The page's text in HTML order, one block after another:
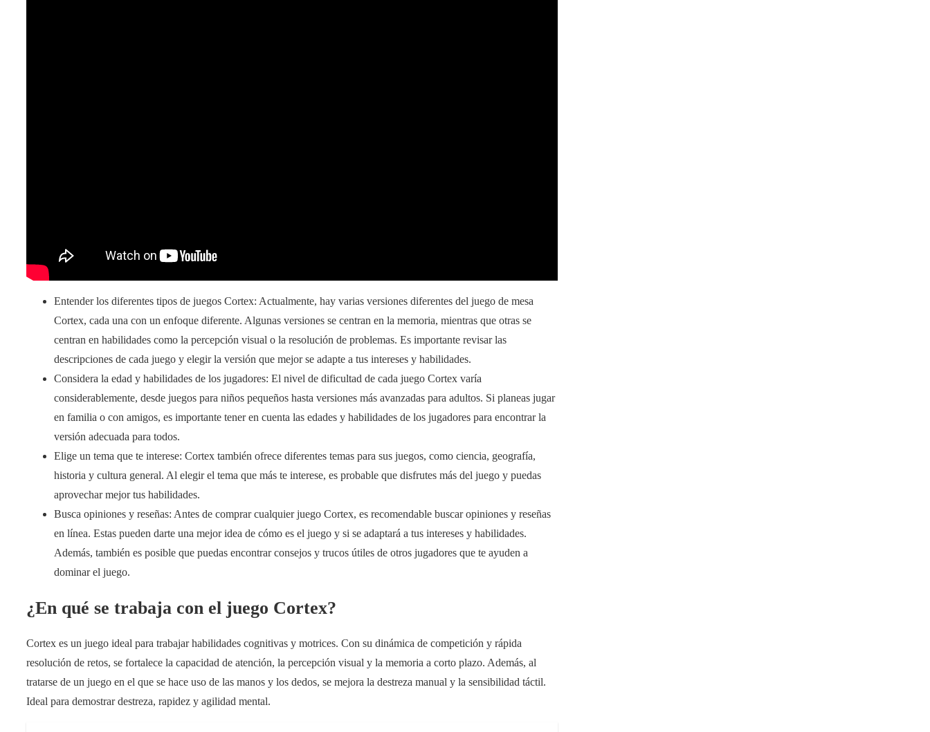
Entender los diferentes tipos de juegos Cortex: Actualmente, hay varias versiones diferentes del juego de mesa
Cortex, cada una con un enfoque diferente. Algunas versiones se centran en la memoria, mientras que otras se
centran en habilidades como la percepción visual o la resolución de problemas. Es importante revisar las
descripciones de cada juego y elegir la versión que mejor se adapte a tus intereses y habilidades.
Considera la edad y habilidades de los jugadores: El nivel de dificultad de cada juego Cortex varía
considerablemente, desde juegos para niños pequeños hasta versiones más avanzadas para adultos. Si planeas jugar
en familia o con amigos, es importante tener en cuenta las edades y habilidades de los jugadores para encontrar la
versión adecuada para todos.
Elige un tema que te interese: Cortex también ofrece diferentes temas para sus juegos, como ciencia, geografía,
historia y cultura general. Al elegir el tema que más te interese, es probable que disfrutes más del juego y puedas
aprovechar mejor tus habilidades.
Busca opiniones y reseñas: Antes de comprar cualquier juego Cortex, es recomendable buscar opiniones y reseñas
en línea. Estas pueden darte una mejor idea de cómo es el juego y si se adaptará a tus intereses y habilidades.
Además, también es posible que puedas encontrar consejos y trucos útiles de otros jugadores que te ayuden a
dominar el juego.
¿En qué se trabaja con el juego Cortex?
Cortex es un juego ideal para trabajar habilidades cognitivas y motrices. Con su dinámica de competición y rápida
resolución de retos, se fortalece la capacidad de atención, la percepción visual y la memoria a corto plazo. Además, al
tratarse de un juego en el que se hace uso de las manos y los dedos, se mejora la destreza manual y la sensibilidad táctil.
Ideal para demostrar destreza, rapidez y agilidad mental.